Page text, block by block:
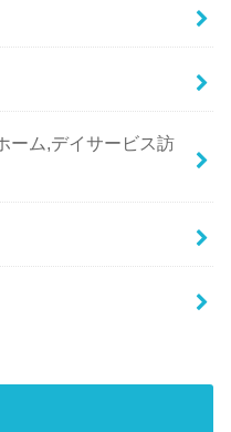
ーム,デイサービス訪